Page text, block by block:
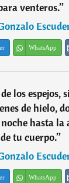
venteros.”
WhatsApp
los espejos,
de hielo,
hasta
de tu cuerpo.”
WhatsApp